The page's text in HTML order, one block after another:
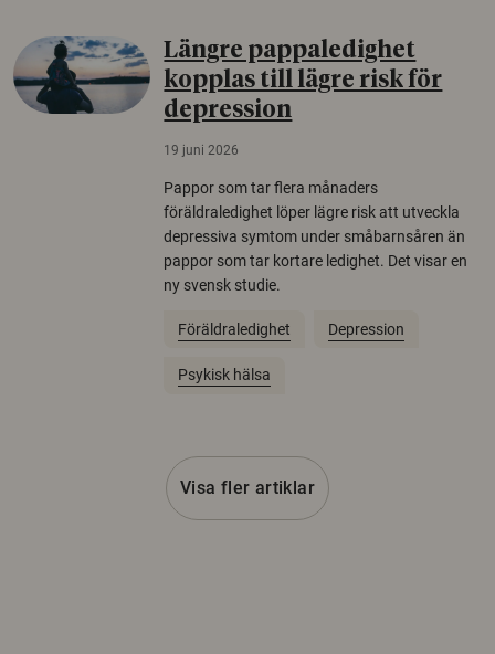
Längre pappaledighet
kopplas till lägre risk för
depression
19 juni 2026
Pappor som tar flera månaders
föräldraledighet löper lägre risk att utveckla
depressiva symtom under småbarnsåren än
pappor som tar kortare ledighet. Det visar en
ny svensk studie.
Föräldraledighet Depression
Psykisk hälsa
Visa fler artiklar